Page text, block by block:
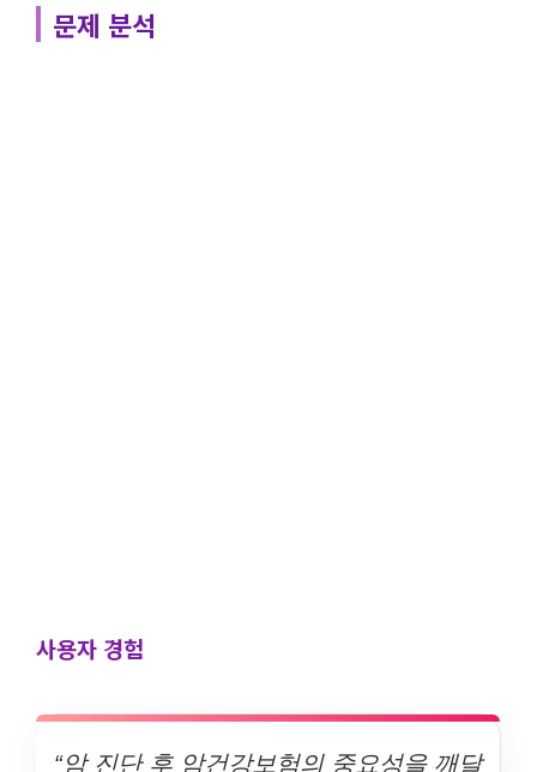
문제 분석
사용자 경험
“암 진단 후 암건강보험의 중요성을 깨달